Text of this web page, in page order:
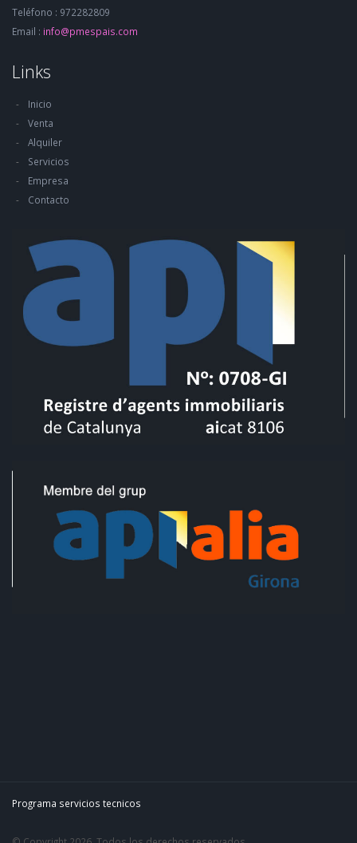
Teléfono : 972282809
Email : info@pmespais.com
Links
Inicio
Venta
Alquiler
Servicios
Empresa
Contacto
Programa servicios tecnicos